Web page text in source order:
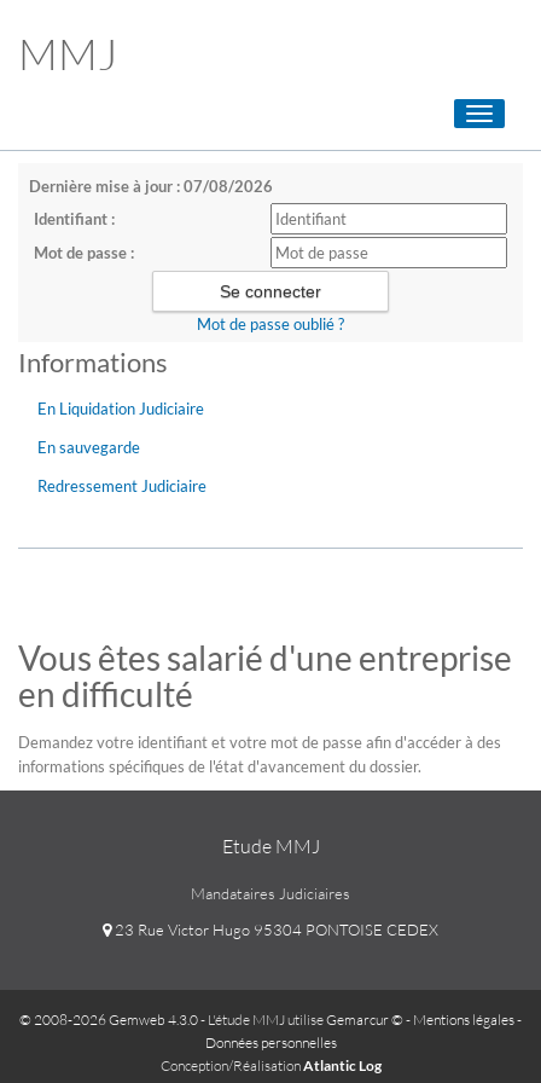
MMJ
Toggle
Dernière mise à jour : 07/08/2026
Identifiant :
Mot de passe :
Mot de passe oublié ?
Informations
En Liquidation Judiciaire
En sauvegarde
Redressement Judiciaire
Vous êtes salarié d'une entreprise
en difficulté
Demandez votre identifiant et votre mot de passe afin d'accéder à des
informations spécifiques de l'état d'avancement du dossier.
Etude MMJ
Mandataires Judiciaires
23 Rue Victor Hugo 95304 PONTOISE CEDEX
© 2008-2026 Gemweb 4.3.0- L'étude MMJ utiliseGemarcur © - Mentions légales-
Données personnelles
Conception/RéalisationAtlantic Log